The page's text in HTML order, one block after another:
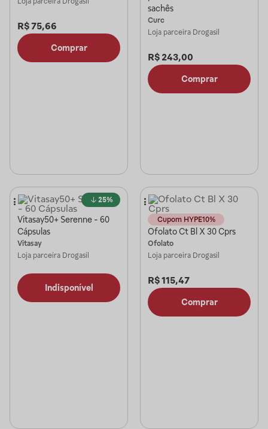
R$75,66
Comprar
sachês
Curc
Loja parceira Drogasil
R$ 243,00
Comprar
25%
Vitasay50+ Serenne - 60
Cápsulas
Vitasay
Loja parceira Drogasil
Indisponível
Cupom HYPE10%
Ofolato Ct Bl X 30 Cprs
Ofolato
Loja parceira Drogasil
R$115,47
Comprar